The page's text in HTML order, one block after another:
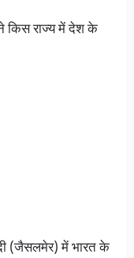
ने किस राज्य में देश के
(जैसलमेर) में भारत के